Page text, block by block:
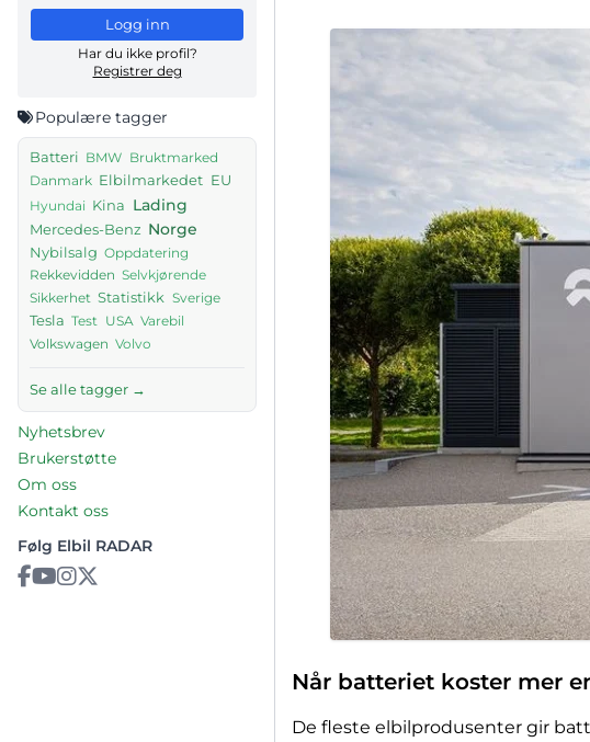
Logg inn
Har du ikke profil?
Registrer deg
Populære tagger
Batteri BMW Bruktmarked
Danmark Elbilmarkedet EU
Hyundai Kina Lading
Mercedes-Benz Norge
Nybilsalg Oppdatering
Rekkevidden Selvkjørende
Sikkerhet Statistikk Sverige
Tesla Test USA Varebil
Volkswagen Volvo
Se alle tagger →
Nyhetsbrev
Brukerstøtte
Om oss
Kontakt oss
Følg Elbil RADAR
Når batteriet koster mer
De fleste elbilprodusenter gir